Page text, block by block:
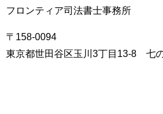
フロンティア司法書士事務所
〒158-0094
東京都世田谷区玉川3丁目13-8 七